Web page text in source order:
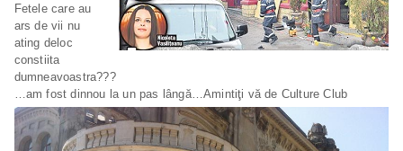
Fetele care au
ars de vii nu
ating deloc
constiita
dumneavoastra???
…am fost dinnou la un pas lângă…Amintiţi vă de Culture Club